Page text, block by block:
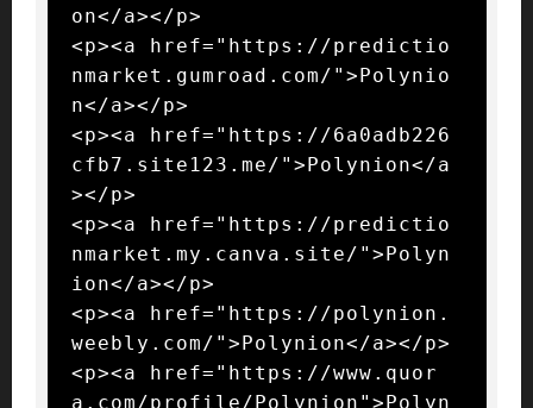
on</a></p>
<p><a href="https://predictio
nmarket.gumroad.com/">Polynio
n</a></p>
<p><a href="https://6a0adb226
cfb7.site123.me/">Polynion</a
></p>
<p><a href="https://predictio
nmarket.my.canva.site/">Polyn
ion</a></p>
<p><a href="https://polynion.
weebly.com/">Polynion</a></p>
<p><a href="https://www.quor
a.com/profile/Polynion">Polyn